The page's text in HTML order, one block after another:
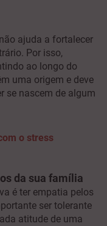
ajuda a fortalecer
Por isso,
ao longo do
uma origem e deve
se nascem de algum
o stress
da sua família
é ter empatia pelos
ser tolerante
atitude de uma